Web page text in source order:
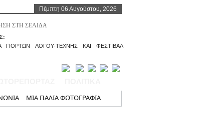
Πέμπτη 06 Αυγούστου, 2026
ΓΙΟΡΤΩΝ ΛΟΓΟΥ-ΤΕΧΝΗΣ ΚΑΙ ΦΕΣΤΙΒΑΛ
ΜΙΑ ΠΑΛΙΑ ΦΩΤΟΓΡΑΦΙΑ